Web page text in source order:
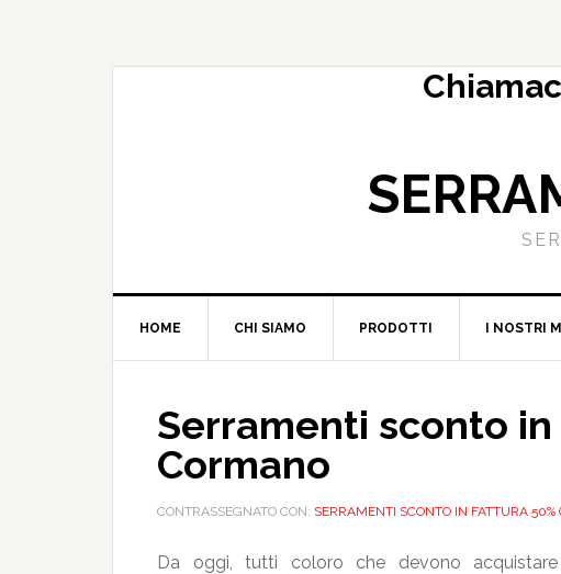
HOME CHI SIAMO PRODOTTI I NOSTRI
Serramenti sconto
Cormano
CONTRASSEGNATO CON: SERRAMENTI SCONTO IN FATTURA 50%
Da oggi, tutti coloro che devono